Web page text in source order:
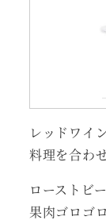
レッドワイ
料理を合わ
ローストビ
果肉ゴロゴ